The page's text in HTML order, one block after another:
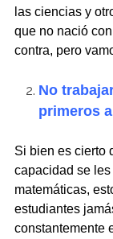
las ciencias y
que no nació
contra, pero
No
primeros
Si bien es cierto
capacidad se
matemáticas,
estudiantes
constantemente